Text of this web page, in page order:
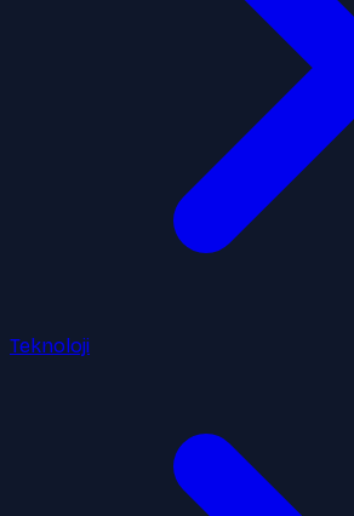
Teknoloji